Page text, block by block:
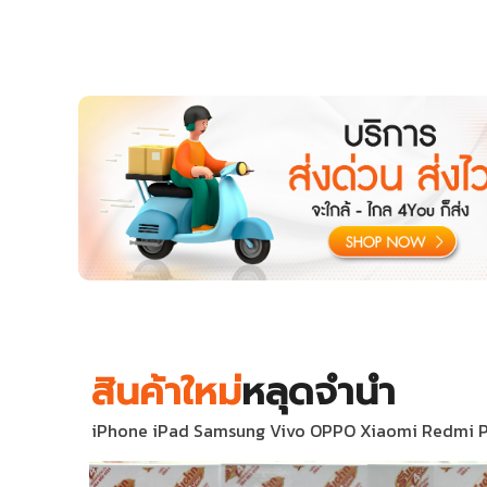
สินค้าใหม่หลุดจำนำ
iPhone iPad Samsung Vivo OPPO Xiaomi Redmi